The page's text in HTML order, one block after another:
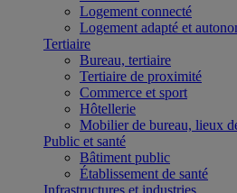
Logement connecté
Logement adapté et
Tertiaire
Bureau, tertiaire
Tertiaire de proximité
Commerce et sport
Hôtellerie
Mobilier de bureau, lieux
Public et santé
Bâtiment public
Établissement de santé
Infrastructures et industries